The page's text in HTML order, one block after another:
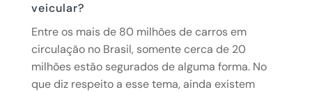
veicular?
Entre os mais de 80 milhões de carros em
circulação no Brasil, somente cerca de 20
milhões estão segurados de alguma forma. No
que diz respeito a esse tema, ainda existem